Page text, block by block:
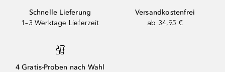
Schnelle Lieferung
1–3 Werktage Lieferzeit
Versandkostenfrei
ab 34,95 €
4 Gratis-Proben nach Wahl